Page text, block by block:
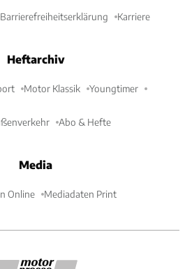
Barrierefreiheitserklärung Karriere
Heftarchiv
Motor Klassik Youngtimer
Abo & Hefte
Media
Online Mediadaten Print